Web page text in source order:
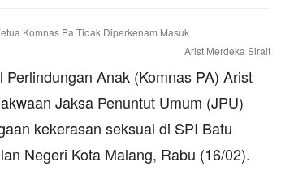
Arist Merdeka Sirait
Anak (Komnas PA) Arist
Jaksa Penuntut Umum (JPU)
kekerasan seksual di SPI Batu
Negeri Kota Malang, Rabu (16/02).